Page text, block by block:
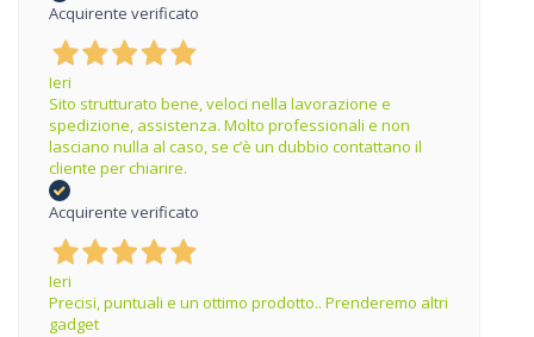
Acquirente verificato
Ieri
Sito strutturato bene, veloci nella lavorazione e
spedizione, assistenza. Molto professionali e non
lasciano nulla al caso, se c’è un dubbio contattano il
cliente per chiarire.
Acquirente verificato
Ieri
Precisi, puntuali e un ottimo prodotto.. Prenderemo altri
gadget